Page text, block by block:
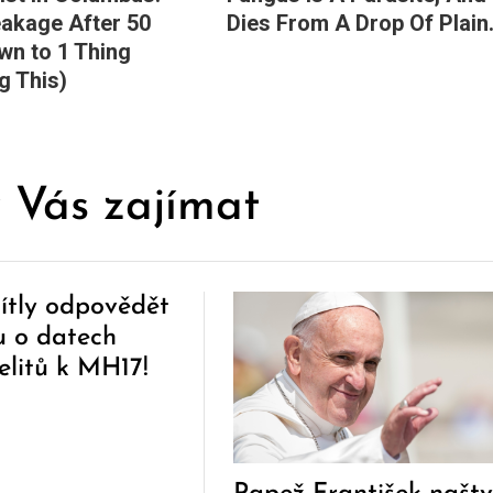
After 50
to 1 Thing
This)
Dies From A Drop Of
zajímat
odpovědět
o datech
k MH17!